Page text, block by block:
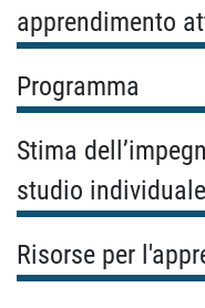
apprendimento
Programma
Stima
studio
Risorse per